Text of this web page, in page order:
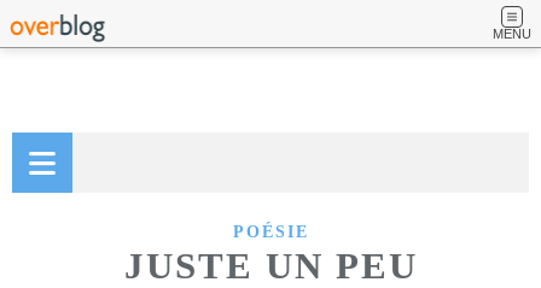
MENU
POÉSIE
JUSTE UN PEU